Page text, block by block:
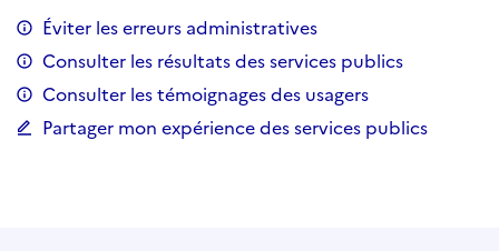
Éviter les erreurs administratives
Consulter les résultats des services publics
Consulter les témoignages des usagers
Partager mon expérience des services publics